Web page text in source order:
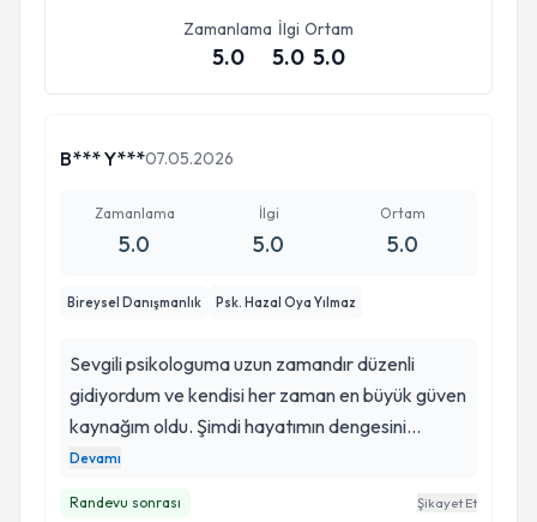
Zamanlama
5.0
İlgi
5.0
Ortam
5.0
B*** Y***07.05.2026
Zamanlama
5.0
İlgi
5.0
Ortam
5.0
Bireysel Danışmanlık Psk. Hazal Oya Yılmaz
Sevgili psikologuma uzun zamandır düzenli
gidiyordum ve kendisi her zaman en büyük güven
kaynağım oldu. Şimdi hayatımın dengesini
kurmuş biri olarak sadece ihtiyaç duyduğumda
Devamı
Randevu sonrası Şikayet Et